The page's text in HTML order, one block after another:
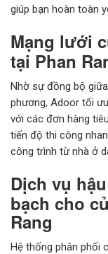
giúp bạn hoàn toàn
Mạng lưới
tại Phan
Nhờ sự đồng bộ
phương, Adoor tối
với các đơn hàng
tiến độ thi công
công trình từ nhà ở
Dịch vụ
bạch cho
Rang
Hệ thống phân phối